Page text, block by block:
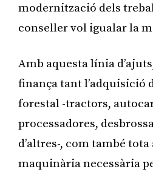
modernització dels
conseller vol igualar la
Amb aquesta línia
finança tant l’adquisició
forestal -tractors,
processadores,
d’altres-, com també
maquinària necessària